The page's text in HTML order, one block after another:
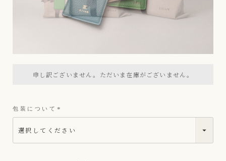
包装について
(
須
申し訳ございません。ただいま在庫がございません。